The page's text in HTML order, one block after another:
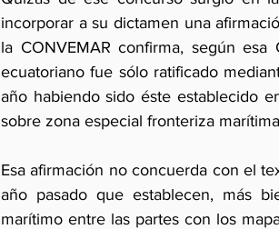
incorporar a su dictamen una
la CONVEMAR confirma, según
ecuatoriano fue sólo ratificado
año habiendo sido éste establecido
sobre zona especial fronteriza
Esa afirmación no concuerda con el
año pasado que establecen, más
marítimo entre las partes con los